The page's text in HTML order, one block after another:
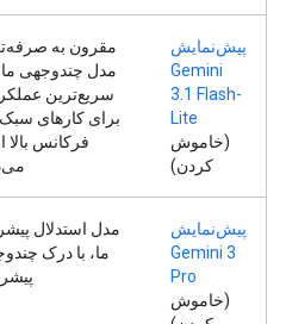
پیش‌نمایش
Gemini
3.1 Flash-
Lite
(خاموش
کردن)
مقرون به
مدل چندوجهی
سریع‌ترین
برای کارهای سبک
فرکانس بالا
پیش‌نمایش
Gemini 3
Pro
(خاموش
مدل استدلال
ما، با درک